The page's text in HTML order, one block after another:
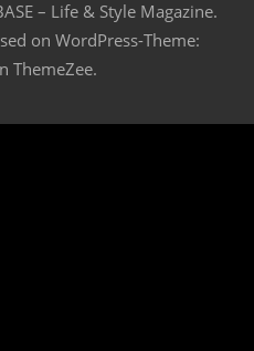
– Life & Style Magazine.
on WordPress-Theme:
ThemeZee.